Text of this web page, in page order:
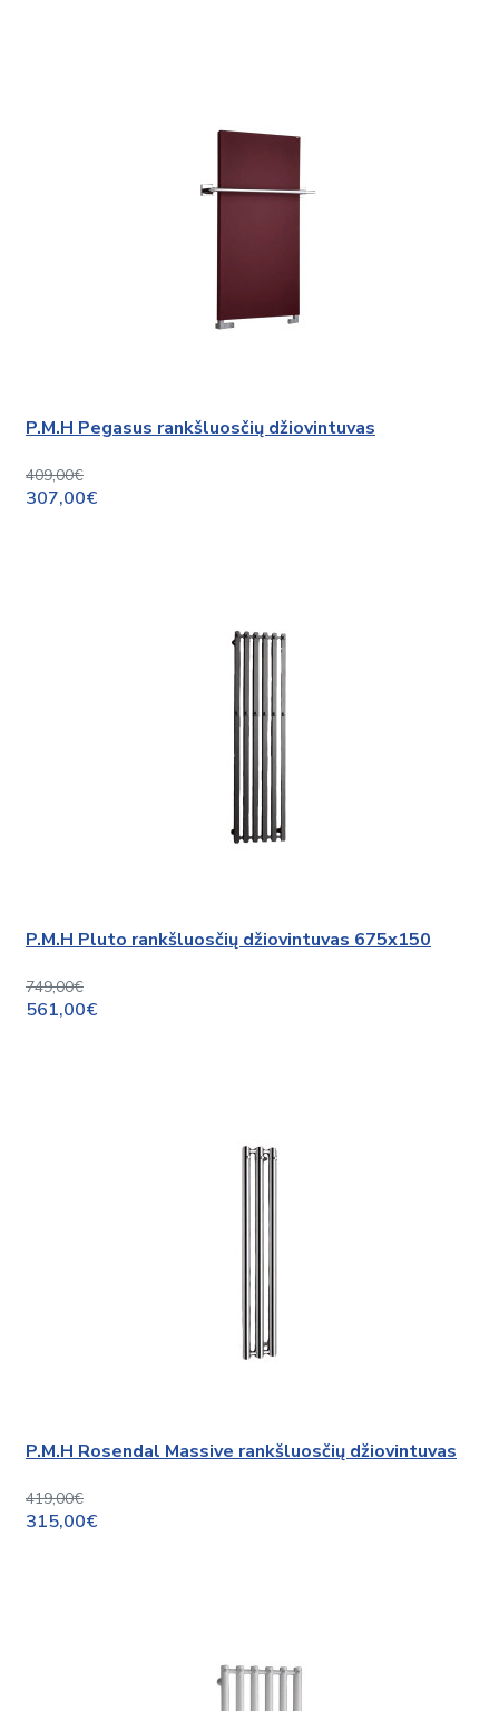
P.M.H Pegasus rankšluosčių džiovintuvas
409,00€
307,00€
P.M.H Pluto rankšluosčių džiovintuvas 675x150
749,00€
561,00€
P.M.H Rosendal Massive rankšluosčių džiovintuvas
419,00€
315,00€